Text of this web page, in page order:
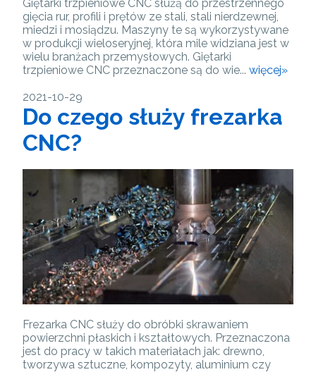
Giętarki trzpieniowe CNC służą do przestrzennego
gięcia rur, profili i prętów ze stali, stali nierdzewnej,
miedzi i mosiądzu. Maszyny te są wykorzystywane
w produkcji wieloseryjnej, która mile widziana jest w
wielu branżach przemysłowych. Giętarki
trzpieniowe CNC przeznaczone są do wie... więcej»
2021-10-29
Do czego służy frezarka
CNC?
Frezarka CNC służy do obróbki skrawaniem
powierzchni płaskich i kształtowych. Przeznaczona
jest do pracy w takich materiałach jak: drewno,
tworzywa sztuczne, kompozyty, aluminium czy